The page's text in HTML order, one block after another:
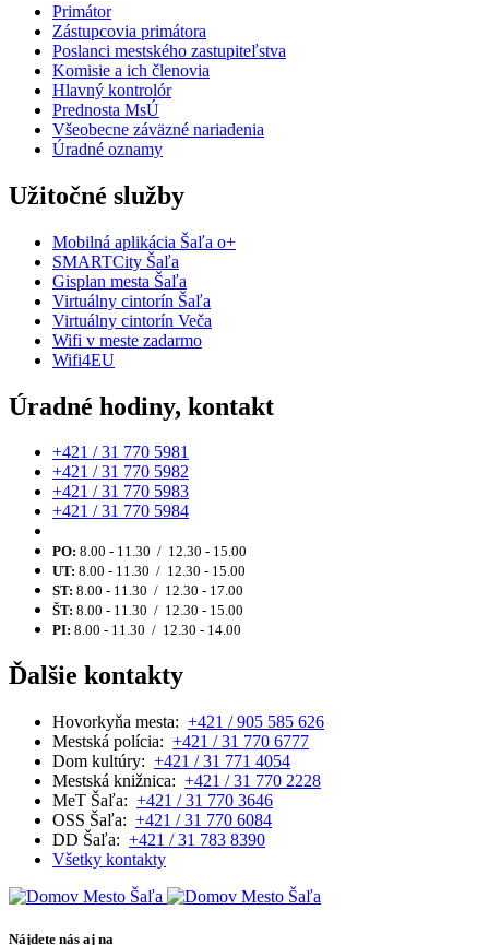
Primátor
Zástupcovia primátora
Poslanci mestského zastupiteľstva
Komisie a ich členovia
Hlavný kontrolór
Prednosta MsÚ
Všeobecne záväzné nariadenia
Úradné oznamy
Užitočné služby
Mobilná aplikácia Šaľa o+
SMARTCity Šaľa
Gisplan mesta Šaľa
Virtuálny cintorín Šaľa
Virtuálny cintorín Veča
Wifi v meste zadarmo
Wifi4EU
Úradné hodiny, kontakt
+421 / 31 770 5981
+421 / 31 770 5982
+421 / 31 770 5983
+421 / 31 770 5984
PO: 8.00 - 11.30 / 12.30 - 15.00
UT: 8.00 - 11.30 / 12.30 - 15.00
ST: 8.00 - 11.30 / 12.30 - 17.00
ŠT: 8.00 - 11.30 / 12.30 - 15.00
PI: 8.00 - 11.30 / 12.30 - 14.00
Ďalšie kontakty
Hovorkyňa mesta: +421 / 905 585 626
Mestská polícia: +421 / 31 770 6777
Dom kultúry: +421 / 31 771 4054
Mestská knižnica: +421 / 31 770 2228
MeT Šaľa: +421 / 31 770 3646
OSS Šaľa: +421 / 31 770 6084
DD Šaľa: +421 / 31 783 8390
Všetky kontakty
Nájdete nás aj na